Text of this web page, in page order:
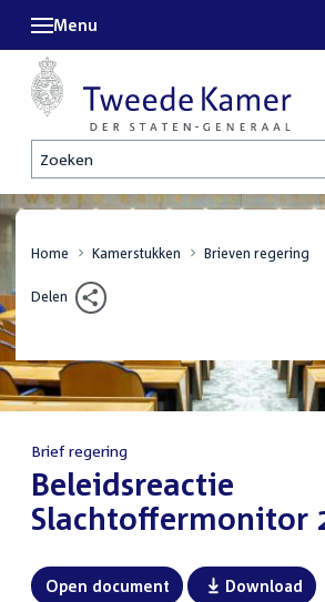
Zoeken
Menu
Home Kamerstukken Brieven regering
Delen
Brief regering
:Beleidsreactie
Slachtoffermonitor
Open document Download